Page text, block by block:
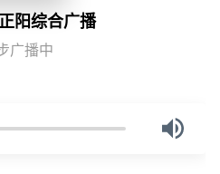
阳综合广播
广播中